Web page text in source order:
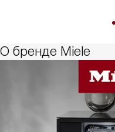
О бренде Miele